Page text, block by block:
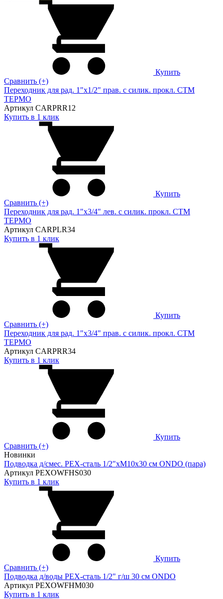
Купить
Сравнить (+)
Переходник для рад. 1"х1/2" прав. с силик. прокл. CTM
ТЕРМО
Артикул CARPRR12
Купить в 1 клик
Купить
Сравнить (+)
Переходник для рад. 1"х3/4" лев. с силик. прокл. CTM
ТЕРМО
Артикул CARPLR34
Купить в 1 клик
Купить
Сравнить (+)
Переходник для рад. 1"х3/4" прав. с силик. прокл. CTM
ТЕРМО
Артикул CARPRR34
Купить в 1 клик
Купить
Сравнить (+)
Новинки
Подводка д/смес. PEX-сталь 1/2"xM10x30 см ONDO (пара)
Артикул PEXOWFHS030
Купить в 1 клик
Купить
Сравнить (+)
Подводка д/воды PEX-сталь 1/2" г/ш 30 cм ONDO
Артикул PEXOWFHM030
Купить в 1 клик